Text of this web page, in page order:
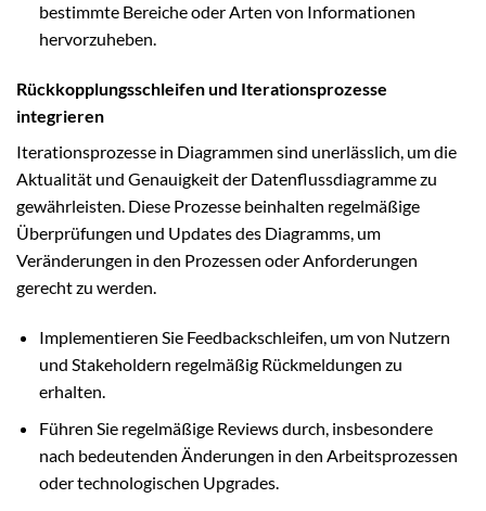
bestimmte Bereiche oder Arten von Informationen
hervorzuheben.
Rückkopplungsschleifen und Iterationsprozesse
integrieren
Iterationsprozesse in Diagrammen sind unerlässlich, um die
Aktualität und Genauigkeit der Datenflussdiagramme zu
gewährleisten. Diese Prozesse beinhalten regelmäßige
Überprüfungen und Updates des Diagramms, um
Veränderungen in den Prozessen oder Anforderungen
gerecht zu werden.
Implementieren Sie Feedbackschleifen, um von Nutzern
und Stakeholdern regelmäßig Rückmeldungen zu
erhalten.
Führen Sie regelmäßige Reviews durch, insbesondere
nach bedeutenden Änderungen in den Arbeitsprozessen
oder technologischen Upgrades.